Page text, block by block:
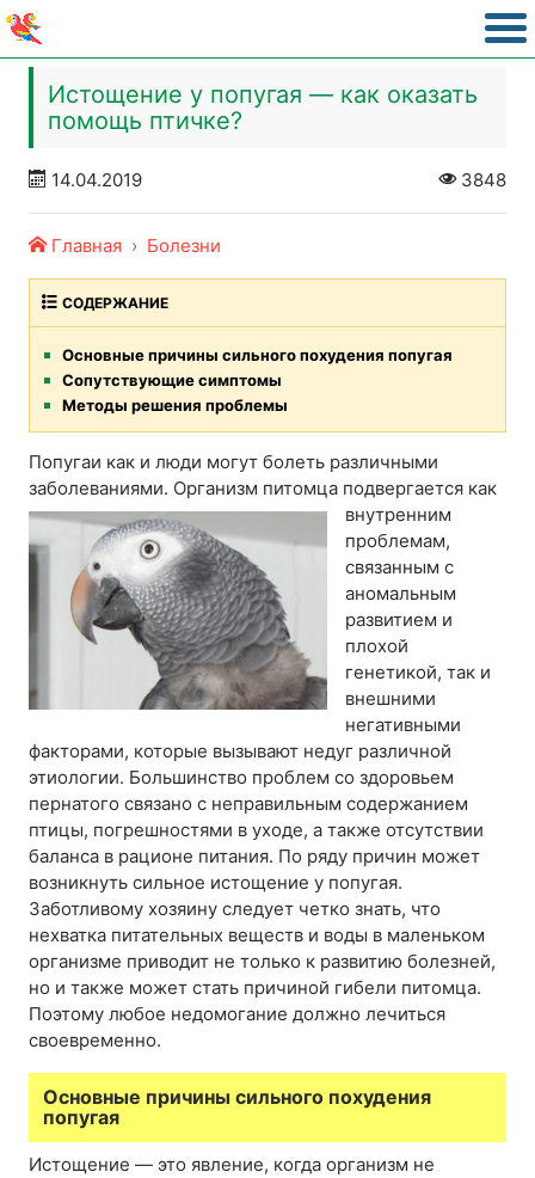
Истощение у попугая — как оказать
помощь птичке?
14.04.2019 3848
Главная Болезни
СОДЕРЖАНИЕ
Основные причины сильного похудения попугая
Сопутствующие симптомы
Методы решения проблемы
Попугаи как и люди могут болеть различными
заболеваниями. Организм питомца подвергается как
внутренним
проблемам,
связанным с
аномальным
развитием и
плохой
генетикой, так и
внешними
негативными
факторами, которые вызывают недуг различной
этиологии. Большинство проблем со здоровьем
пернатого связано с неправильным содержанием
птицы, погрешностями в уходе, а также отсутствии
баланса в рационе питания. По ряду причин может
возникнуть сильное истощение у попугая.
Заботливому хозяину следует четко знать, что
нехватка питательных веществ и воды в маленьком
организме приводит не только к развитию болезней,
но и также может стать причиной гибели питомца.
Поэтому любое недомогание должно лечиться
своевременно.
Основные причины сильного похудения
попугая
Истощение — это явление, когда организм не